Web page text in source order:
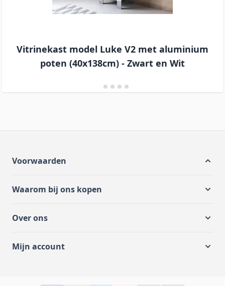
Vitrinekast model Luke V2 met aluminium
poten (40x138cm) - Zwart en Wit
Voorwaarden
Waarom bij ons kopen
Over ons
Mijn account